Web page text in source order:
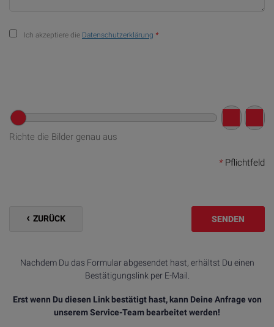
Ich akzeptiere die Datenschutzerklärung *
Richte die Bilder genau aus
*Pflichtfeld
ZURÜCK SENDEN
Nachdem Du das Formular abgesendet hast, erhältst Du einen
Bestätigungslink per E-Mail.
Erst wenn Du diesen Link bestätigt hast, kann Deine Anfrage von
unserem Service-Team bearbeitet werden!